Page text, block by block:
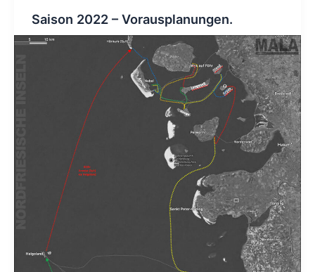
Saison 2022 – Vorausplanungen.